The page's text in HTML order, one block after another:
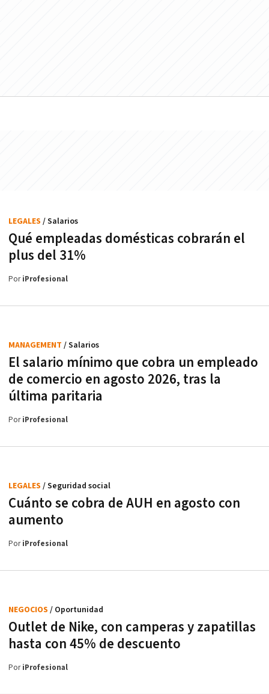
Qué empleadas domésticas cobrarán el
plus del 31%
LEGALES / Salarios
PoriProfesional
El salario mínimo que cobra un empleado
de comercio en agosto 2026, tras la
última paritaria
MANAGEMENT / Salarios
PoriProfesional
Cuánto se cobra de AUH en agosto con
aumento
LEGALES / Seguridad social
PoriProfesional
Outlet de Nike, con camperas y zapatillas
hasta con 45% de descuento
NEGOCIOS / Oportunidad
PoriProfesional